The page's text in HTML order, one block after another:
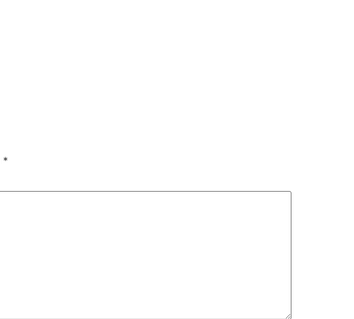
*